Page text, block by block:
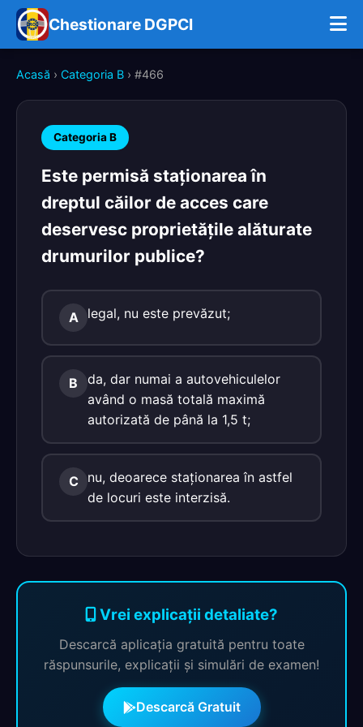
Chestionare DGPCI
Acasă › Categoria B › #466
Categoria B
Este permisă staţionarea în
dreptul căilor de acces care
deservesc proprietăţile alăturate
drumurilor publice?
A legal, nu este prevăzut;
B
da, dar numai a autovehiculelor
având o masă totală maximă
autorizată de până la 1,5 t;
C
nu, deoarece staţionarea în astfel
de locuri este interzisă.
Vrei explicații detaliate?
Descarcă aplicația gratuită pentru toate
răspunsurile, explicații și simulări de examen!
Descarcă Gratuit